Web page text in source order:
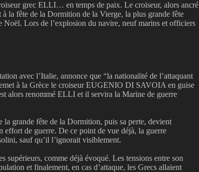
grec ELLI… en temps de paix. Le croiseur, alors ancré
la fête de la Dormition de la Vierge, la plus grande fête
Noël. Lors de l’explosion du navire, neuf marins et officiers
avec l’Italie, annonce que “la nationalité de l’attaquant
à la Grèce le croiseur EUGENIO DI SAVOIA en guise
alors renommé ELLI et il servira la Marine de guerre
grande fête de la Dormition, puis sa perte, devient
effort de guerre. De ce point de vue déjà, la guerre
sauf qu’il l’ignorait visiblement.
supérieurs, comme déjà évoqué. Les tensions entre son
et finalement, en cas d’attaque, les Grecs allaient